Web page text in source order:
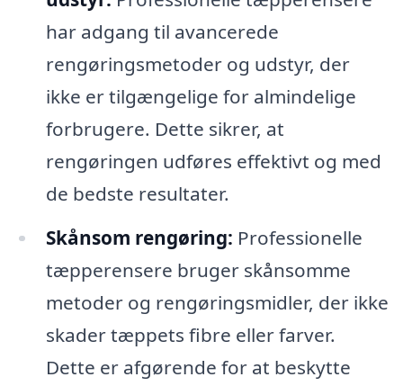
har adgang til avancerede
rengøringsmetoder og udstyr, der
ikke er tilgængelige for almindelige
forbrugere. Dette sikrer, at
rengøringen udføres effektivt og med
de bedste resultater.
Skånsom rengøring: Professionelle
tæpperensere bruger skånsomme
metoder og rengøringsmidler, der ikke
skader tæppets fibre eller farver.
Dette er afgørende for at beskytte